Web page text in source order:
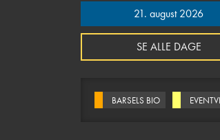
21. august 2026
SE ALLE DAGE
BARSELS BIO